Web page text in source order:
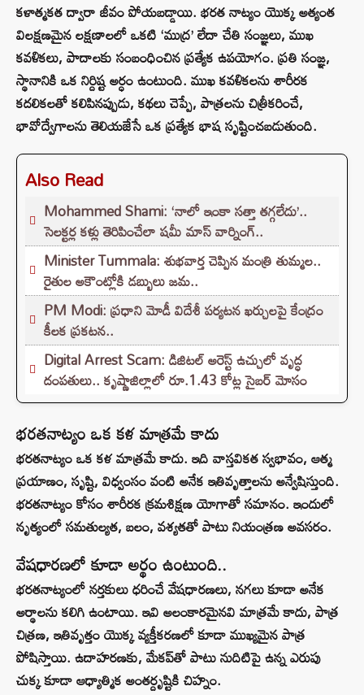
కళాత్మకత ద్వారా జీవం పోయబడ్డాయి. భరత నాట్యం యొక్క అత్యంత
విలక్షణమైన లక్షణాలలో ఒకటి ‘ముద్ర’ లేదా చేతి సంజ్ఞలు, ముఖ
కవళికలు, పాదాలకు సంబంధించిన ప్రత్యేక ఉపయోగం. ప్రతి సంజ్ఞ,
స్థానానికి ఒక నిర్దిష్ట అర్ధం ఉంటుంది. ముఖ కవళికలను శారీరక
కదలికలతో కలిపినప్పుడు, కథలు చెప్పే, పాత్రలను చిత్రీకరించే,
భావోద్వేగాలను తెలియజేసే ఒక ప్రత్యేక భాష సృష్టించబడుతుంది.
Also Read
Mohammed Shami: ‘నాలో ఇంకా సత్తా తగ్గలేదు’..
సెలక్టర్ల కళ్లు తెరిపించేలా షమీ మాస్ వార్నింగ్..
Minister Tummala: శుభవార్త చెప్పిన మంత్రి తుమ్మల..
రైతుల అకౌంట్లోకి డబ్బులు జమ..
PM Modi: ప్రధాని మోడీ విదేశీ పర్యటన ఖర్చులపై కేంద్రం
కీలక ప్రకటన..
Digital Arrest Scam: డిజిటల్ అరెస్ట్ ఉచ్చులో వృద్ధ
దంపతులు.. కృష్ణాజిల్లాలో రూ.1.43 కోట్ల సైబర్ మోసం
భరతనాట్యం ఒక కళ మాత్రమే కాదు
భరతనాట్యం ఒక కళ మాత్రమే కాదు. ఇది వాస్తవికత స్వభావం, ఆత్మ
ప్రయాణం, సృష్టి, విధ్వంసం వంటి అనేక ఇతివృత్తాలను అన్వేషిస్తుంది.
భరతనాట్యం కోసం శారీరక క్రమశిక్షణ యోగాతో సమానం. ఇందులో
నృత్యంలో సమతుల్యత, బలం, వశ్యతతో పాటు నియంత్రణ అవసరం.
వేషధారణలో కూడా అర్థం ఉంటుంది..
భరతనాట్యంలో నర్తకులు ధరించే వేషధారణలు, నగలు కూడా అనేక
అర్థాలను కలిగి ఉంటాయి. ఇవి అలంకారమైనవి మాత్రమే కాదు, పాత్ర
చిత్రణ, ఇతివృత్తం యొక్క వ్యక్తీకరణలో కూడా ముఖ్యమైన పాత్ర
పోషిస్తాయి. ఉదాహరణకు, మేకప్‌తో పాటు నుదిటిపై ఉన్న ఎరుపు
చుక్క కూడా ఆధ్యాత్మిక అంతర్దృష్టికి చిహ్నం.